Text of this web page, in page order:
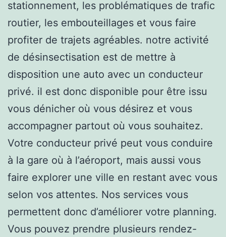
stationnement, les problématiques de trafic
routier, les embouteillages et vous faire
profiter de trajets agréables. notre activité
de désinsectisation est de mettre à
disposition une auto avec un conducteur
privé. il est donc disponible pour être issu
vous dénicher où vous désirez et vous
accompagner partout où vous souhaitez.
Votre conducteur privé peut vous conduire
à la gare où à l’aéroport, mais aussi vous
faire explorer une ville en restant avec vous
selon vos attentes. Nos services vous
permettent donc d’améliorer votre planning.
Vous pouvez prendre plusieurs rendez-